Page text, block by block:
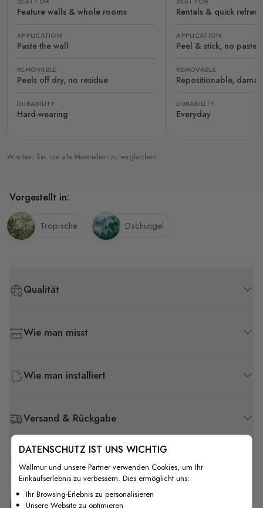
Feature walls & whole rooms
APPLICATION
Paste the wall
REMOVABLE
Peels off dry, no residue
DURABILITY
Hard-wearing
Rentals & quick
APPLICATION
Peel & stick, no paste
REMOVABLE
Repositionable,
DURABILITY
Everyday
Wischen Sie, um alle Materialien zu vergleichen
Qualität
Wie man misst
Wie man installiert
Versand & Rückgabe
F.A.Q
Kostenlose Anpassung
Vorgestellt in:
Tropische Dschungel
DATENSCHUTZ IST UNS WICHTIG
Wallmur und unsere Partner verwenden Cookies, um Ihr
Einkaufserlebnis zu verbessern. Dies ermöglicht uns:
Ihr Browsing-Erlebnis zu personalisieren
Unsere Website zu optimieren